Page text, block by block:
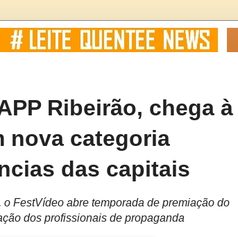
Ribeirão, chega à
nova categoria
das capitais
FestVídeo abre temporada de premiação do
dos profissionais de propaganda